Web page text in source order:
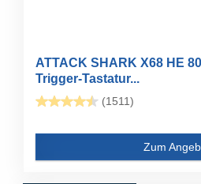
ATTACK SHARK X68 HE
Trigger-Tastatur...
(1511)
Zum